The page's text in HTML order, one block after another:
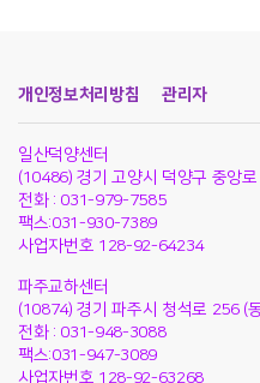
개인정보처리방침 관리자
일산덕양센터
(10486) 경기 고양시 덕양구 중앙
전화 : 031-979-7585
팩스:031-930-7389
사업자번호 128-92-64234
파주교하센터
(10874) 경기 파주시 청석로 256 (
전화 : 031-948-3088
팩스:031-947-3089
사업자번호 128-92-63268